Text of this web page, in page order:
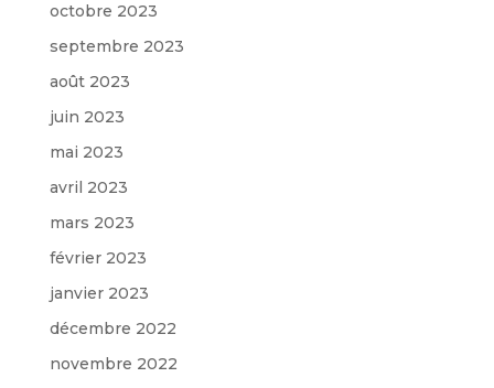
octobre 2023
septembre 2023
août 2023
juin 2023
mai 2023
avril 2023
mars 2023
février 2023
janvier 2023
décembre 2022
novembre 2022